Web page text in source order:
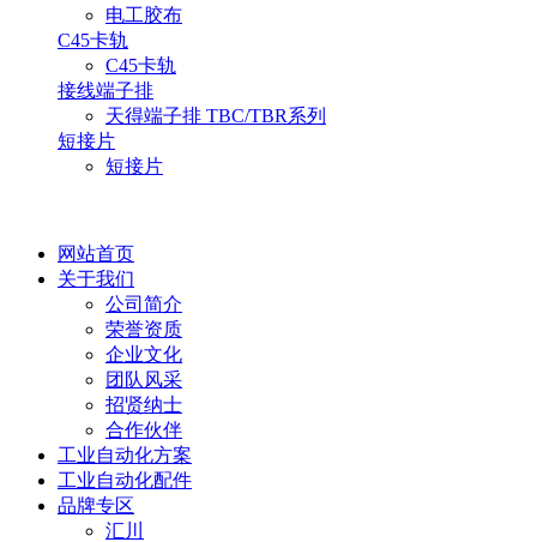
电工胶布
C45卡轨
C45卡轨
接线端子排
天得端子排 TBC/TBR系列
短接片
短接片
网站首页
关于我们
公司简介
荣誉资质
企业文化
团队风采
招贤纳士
合作伙伴
工业自动化方案
工业自动化配件
品牌专区
汇川